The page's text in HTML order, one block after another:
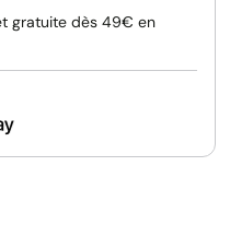
gratuite dès 49€ en